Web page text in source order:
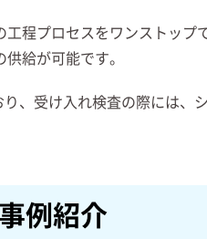
程プロセスをワンストップで
給が可能です。
、受け入れ検査の際には、
例紹介